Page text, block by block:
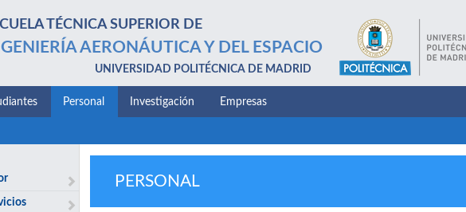
TÉCNICA SUPERIOR DE
AERONÁUTICA Y DEL ESPACIO
UNIVERSIDAD POLITÉCNICA DE MADRID
Personal Investigación Empresas
PERSONAL